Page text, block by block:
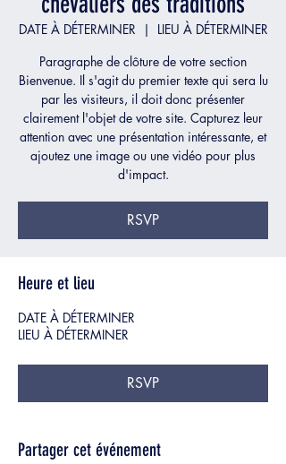
DATE À DÉTERMINER
  |
LIEU À DÉTERMINER
Paragraphe de clôture de votre section
Bienvenue. Il s'agit du premier texte qui sera lu
par les visiteurs, il doit donc présenter
clairement l'objet de votre site. Capturez leur
attention avec une présentation intéressante, et
ajoutez une image ou une vidéo pour plus
d'impact.
RSVP
Heure et lieu
DATE À DÉTERMINER
LIEU À DÉTERMINER
RSVP
Partager cet événement